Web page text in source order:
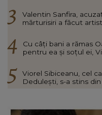
Valentin Sanfira,
mărturisiri a făcut
Cu câți bani a rămas
pentru ea și soțul ei,
Viorel Sibiceanu, cel
Dedulești, s-a stins din